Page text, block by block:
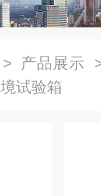
> 产品展示
试验箱